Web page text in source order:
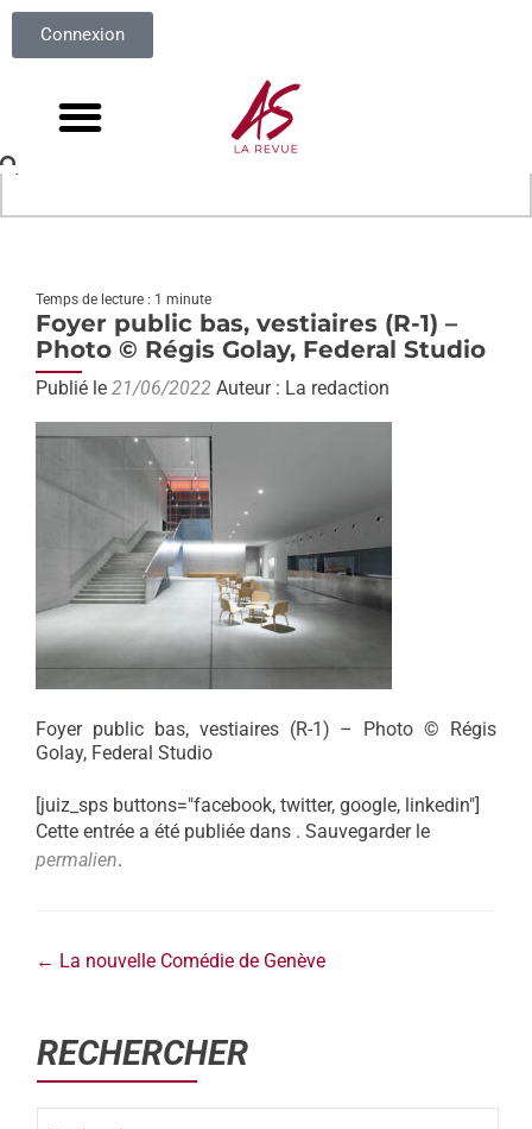
Connexion
Temps de lecture : 1 minute
Foyer public bas, vestiaires (R-1) –
Photo © Régis Golay, Federal Studio
Publié le 21/06/2022 Auteur : La redaction
Foyer public bas, vestiaires (R-1) – Photo © Régis
Golay, Federal Studio
[juiz_sps buttons="facebook, twitter, google, linkedin"]
Cette entrée a été publiée dans . Sauvegarder le
permalien.
← La nouvelle Comédie de Genève
RECHERCHER